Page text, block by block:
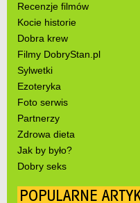
Recenzje filmów
Kocie historie
Dobra krew
Filmy DobryStan.pl
Sylwetki
Ezoteryka
Foto serwis
Partnerzy
Zdrowa dieta
Jak by było?
Dobry seks
POPULARNE